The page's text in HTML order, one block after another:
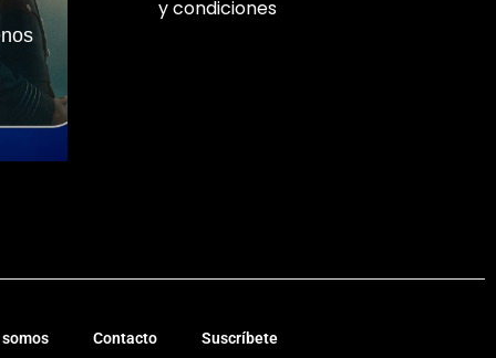
y condiciones
Contacto Suscríbete